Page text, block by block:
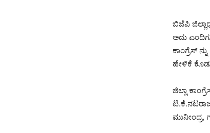
ಬಿಜೆಪಿ
ಅದು
ಕಾಂಗ್ರೆಸ್‌
ಹೇಳಿಕೆ
ಜಿಲ್ಲಾ
ಮುನೀಂದ್ರ,